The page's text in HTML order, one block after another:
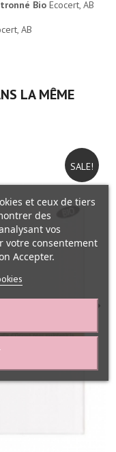
Bio Ecocert, AB
AB
LA MÊME
SALE!
et ceux de tiers
des
vos
votre consentement
Accepter.